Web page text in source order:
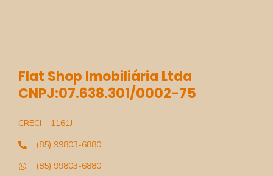
Flat Shop Imobiliária Ltda
CNPJ:07.638.301/0002-75
CRECI
1161J
(85) 99803-6880
(85) 99803-6880